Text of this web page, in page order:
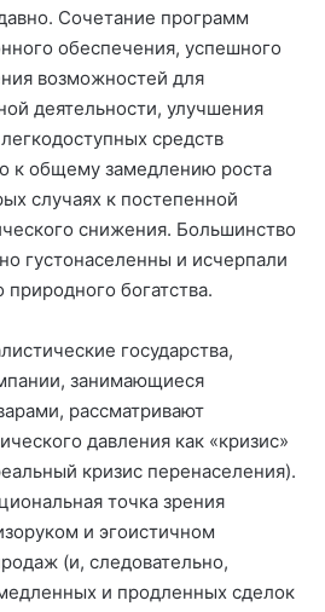
Сочетание программ
обеспечения, успешного
возможностей для
деятельности, улучшения
средств
к общему замедлению роста
случаях к постепенной
снижения. Большинство
густонаселенны и исчерпали
богатства.
государства,
занимающиеся
рассматривают
давления как «кризис»
кризис перенаселения).
точка зрения
и эгоистичном
(и, следовательно,
и продленных сделок